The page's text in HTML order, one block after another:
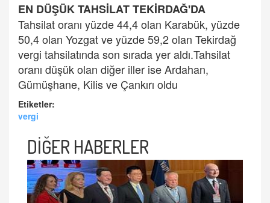
EN DÜŞÜK TAHSİLAT TEKİRDAĞ'DA
Tahsilat oranı yüzde 44,4 olan Karabük, yüzde
50,4 olan Yozgat ve yüzde 59,2 olan Tekirdağ
vergi tahsilatında son sırada yer aldı.Tahsilat
oranı düşük olan diğer iller ise Ardahan,
Gümüşhane, Kilis ve Çankırı oldu
Etiketler:
vergi
DİĞER HABERLER